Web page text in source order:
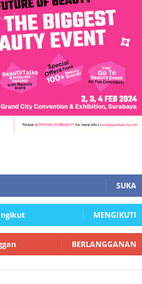
SUKA
MENGIKUTI
BERLANGGANAN